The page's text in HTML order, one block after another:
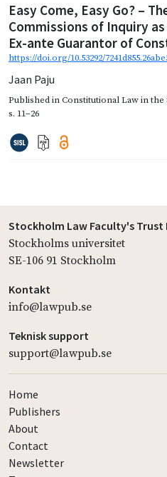
Easy Come, Easy Go? –
Commissions of Inquiry
Ex-ante Guarantor of
https://doi.org/10.53292/
Jaan Paju
Published inConstitutional Law in the
s. 11–26
Stockholm Law Faculty's
Stockholms universitet
SE-106 91 Stockholm
Kontakt
info@lawpub.se
Teknisk support
support@lawpub.se
Home
Publishers
About
Contact
Newsletter